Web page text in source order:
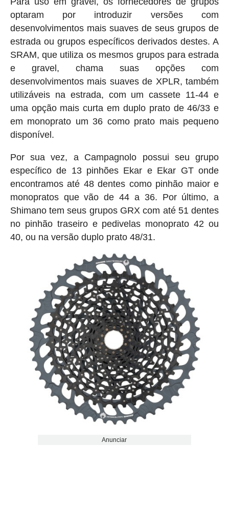
optaram por introduzir versões com
desenvolvimentos mais suaves de seus grupos de
estrada ou grupos específicos derivados destes. A
SRAM, que utiliza os mesmos grupos para estrada
e gravel, chama suas opções com
desenvolvimentos mais suaves de XPLR, também
utilizáveis na estrada, com um cassete 11-44 e
uma opção mais curta em duplo prato de 46/33 e
em monoprato um 36 como prato mais pequeno
disponível.
Por sua vez, a Campagnolo possui seu grupo
específico de 13 pinhões Ekar e Ekar GT onde
encontramos até 48 dentes como pinhão maior e
monopratos que vão de 44 a 36. Por último, a
Shimano tem seus grupos GRX com até 51 dentes
no pinhão traseiro e pedivelas monoprato 42 ou
40, ou na versão duplo prato 48/31.
Anunciar